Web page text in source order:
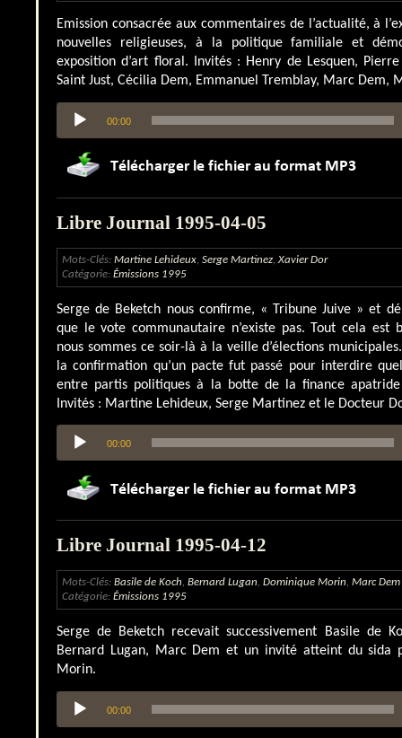
Emission consacrée aux commentaires de l’actualité, à
nouvelles religieuses, à la politique familiale et
exposition d’art floral. Invités : Henry de Lesquen,
Saint Just, Cécilia Dem, Emmanuel Tremblay, Marc Dem,
Lecteur
audio
00:00
Libre Journal 1995-04-05
Mots-Clés: Martine Lehideux, Serge Martinez,Xavier Dor
Catégorie: Émissions 1995
Serge de Beketch nous confirme, « Tribune Juive » et
que le vote communautaire n’existe pas. Tout cela est
nous sommes ce soir-là à la veille d’élections
la confirmation qu’un pacte fut passé pour interdire
entre partis politiques à la botte de la finance
Invités : Martine Lehideux, Serge Martinez et le Docteur
Lecteur
audio
00:00
Libre Journal 1995-04-12
Mots-Clés: Basile de Koch, Bernard Lugan, Dominique Morin, Marc Dem
Catégorie: Émissions 1995
Serge de Beketch recevait successivement Basile de
Bernard Lugan, Marc Dem et un invité atteint du sida
Morin.
Lecteur
audio
00:00